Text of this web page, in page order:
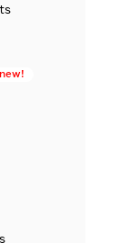
new!